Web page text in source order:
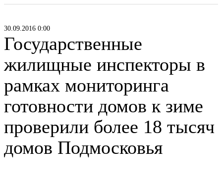
30.09.2016 0:00
Государственные
жилищные инспекторы в
рамках мониторинга
готовности домов к зиме
проверили более 18 тысяч
домов Подмосковья